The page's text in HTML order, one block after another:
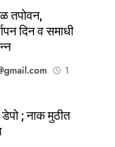
तपोवन,
दिन व समाधी
1
; नाक मुठीत
बोनसला संचालक